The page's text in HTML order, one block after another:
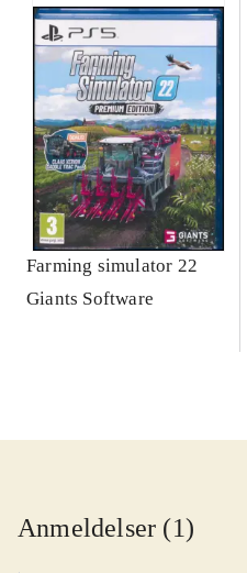
Farming simulator 22
Giants Software
Anmeldelser (1)